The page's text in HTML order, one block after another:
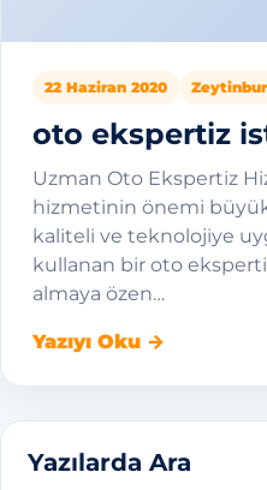
22 Haziran 2020
oto ekspertiz
Uzman Oto Ekspertiz
hizmetinin önemi
kaliteli ve teknolojiye
kullanan bir oto
almaya özen…
Yazıyı Oku →
Yazılarda Ara